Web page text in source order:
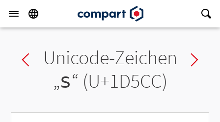
Previous char
Unicode-Zeichen
„𝗌“ (U+1D5CC)